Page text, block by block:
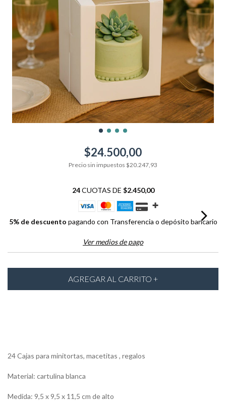
$24.500,00
Precio sin impuestos $20.247,93
24CUOTAS DE $2.450,00
5% de descuento pagando con Transferencia o depósito bancario
Ver medios de pago
24 Cajas para minitortas, macetitas , regalos
Material: cartulina blanca
Medida: 9,5 x 9,5 x 11,5 cm de alto